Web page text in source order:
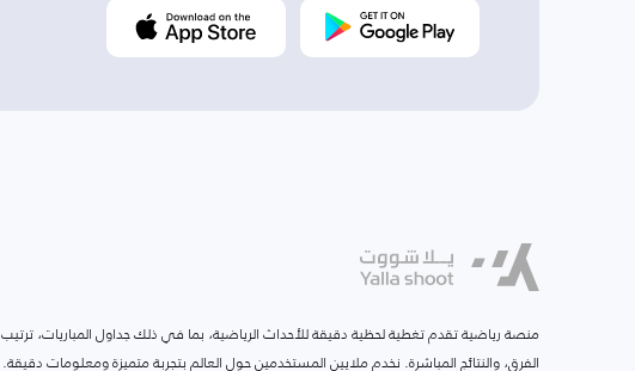
منصة رياضية تقدم تغطية لحظية دقيقة للأحداث الرياضية، بما في ذلك جداول المباريات، ترتيب
الفرق، والنتائج المباشرة. نخدم ملايين المستخدمين حول العالم بتجربة متميزة ومعلومات دقيقة.